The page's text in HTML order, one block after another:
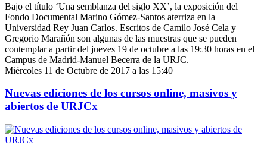
Bajo el título ‘Una semblanza del siglo XX’, la exposición del
Fondo Documental Marino Gómez-Santos aterriza en la
Universidad Rey Juan Carlos. Escritos de Camilo José Cela y
Gregorio Marañón son algunas de las muestras que se pueden
contemplar a partir del jueves 19 de octubre a las 19:30 horas en el
Campus de Madrid-Manuel Becerra de la URJC.
Miércoles 11 de Octubre de 2017 a las 15:40
Nuevas ediciones de los cursos online, masivos y
abiertos de URJCx